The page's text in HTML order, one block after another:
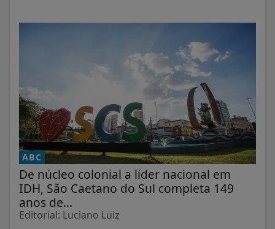
ABC
De núcleo colonial a líder nacional em
IDH, São Caetano do Sul completa 149
anos de...
Editorial: Luciano Luiz